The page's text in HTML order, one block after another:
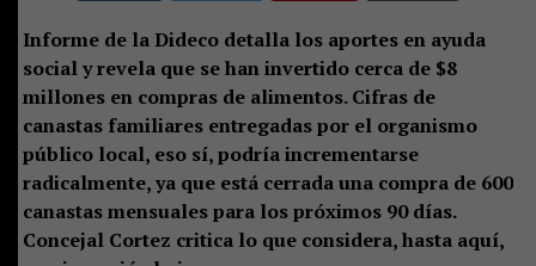
Informe de la Dideco detalla los aportes en ayuda
social y revela que se han invertido cerca de $8
millones en compras de alimentos. Cifras de
canastas familiares entregadas por el organismo
público local, eso sí, podría incrementarse
radicalmente, ya que está cerrada una compra de 600
canastas mensuales para los próximos 90 días.
Concejal Cortez critica lo que considera, hasta aquí,